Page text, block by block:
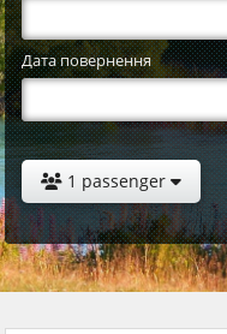
Дата повернення
1 passenger